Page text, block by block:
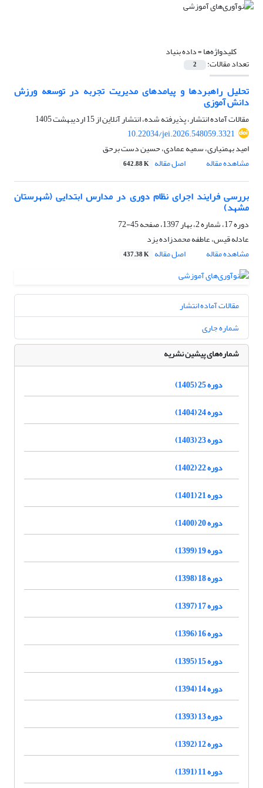
کلیدواژه‌ها =داده بنیاد
تعداد مقالات: 2
تحلیل راهبردها و پیامدهای مدیریت تجربه در توسعه ورزش
دانش آموزی
مقالات آماده انتشار، پذیرفته شده، انتشار آنلاین از15 اردیبهشت 1405
10.22034/jei.2026.548059.3321
امید بهمنیاری، سمیه عمادی، حسین دست برحق
مشاهده مقاله
اصل مقاله 642.88 K
بررسی فرایند اجرای نظام دوری در مدارس ابتدایی (شهرستان
مشهد)
دوره 17، شماره 2، بهار 1397، صفحه
45-72
عادله قیس، عاطفه محمدزاده یزد
مشاهده مقاله
اصل مقاله 437.38 K
مقالات آماده انتشار
شماره جاری
شماره‌های پیشین نشریه
دوره 25 (1405)
دوره 24 (1404)
دوره 23 (1403)
دوره 22 (1402)
دوره 21 (1401)
دوره 20 (1400)
دوره 19 (1399)
دوره 18 (1398)
دوره 17 (1397)
دوره 16 (1396)
دوره 15 (1395)
دوره 14 (1394)
دوره 13 (1393)
دوره 12 (1392)
دوره 11 (1391)